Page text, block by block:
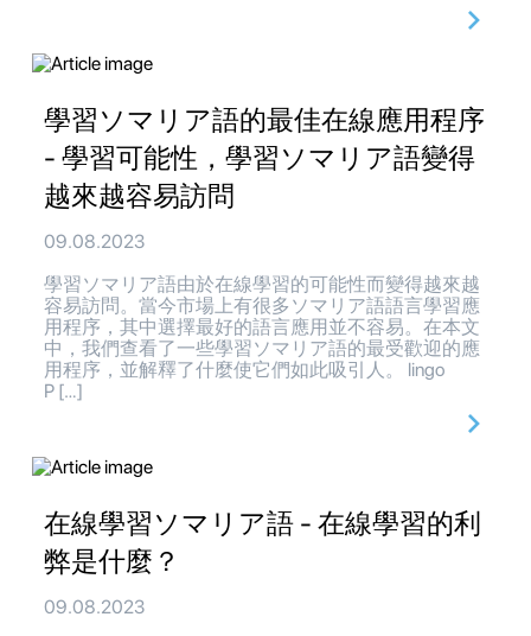
學習ソマリア語的最佳在線應用程序
- 學習可能性，學習ソマリア語變得
越來越容易訪問
09.08.2023
學習ソマリア語由於在線學習的可能性而變得越來越
容易訪問。當今市場上有很多ソマリア語語言學習應
用程序，其中選擇最好的語言應用並不容易。在本文
中，我們查看了一些學習ソマリア語的最受歡迎的應
用程序，並解釋了什麼使它們如此吸引人。 lingo
P […]
在線學習ソマリア語 - 在線學習的利
弊是什麼？
09.08.2023